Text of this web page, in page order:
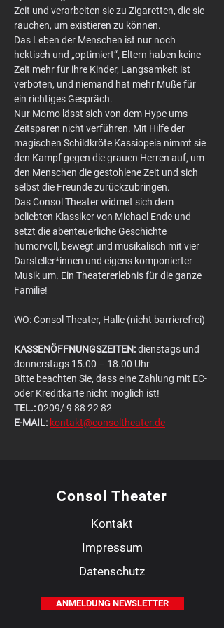
Zeit und verarbeiten sie zu Zigaretten, die sie
rauchen, um existieren zu können.
Das Leben der Menschen ist nur noch
hektisch und „optimiert“, Eltern haben keine
Zeit mehr für ihre Kinder, Langsamkeit ist
verboten, und niemand hat mehr Muße für
ein richtiges Gespräch.
Nur Momo lässt sich von dem Hype ums
Zeitsparen nicht verführen. Mit Hilfe der
magischen Schildkröte Kassiopeia nimmt sie
den Kampf gegen die grauen Herren auf, um
den Menschen die gestohlene Zeit und sich
selbst die Freunde zurückzubringen.
Das Consol Theater widmet sich dem
beliebten Klassiker von Michael Ende und
setzt die abenteuerliche Geschichte
humorvoll, bewegt und musikalisch mit vier
Darsteller*innen und eigens komponierter
Musik um. Ein Theatererlebnis für die ganze
Familie!
WO: Consol Theater, Halle (nicht barrierefrei)
KASSENÖFFNUNGSZEITEN: dienstags und
donnerstags 15.00 – 18.00 Uhr
Bitte beachten Sie, dass eine Zahlung mit EC-
oder Kreditkarte nicht möglich ist!
TEL.: 0209/ 9 88 22 82
E-MAIL: kontakt@consoltheater.de
Consol Theater
Kontakt
Impressum
Datenschutz
ANMELDUNG NEWSLETTER